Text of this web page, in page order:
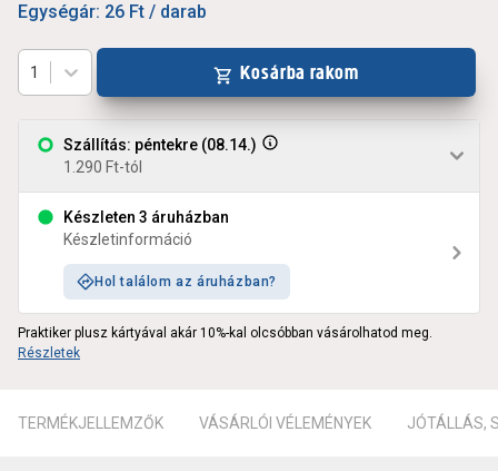
Egységár: 26 Ft / darab
Szállítás: péntekre (08.14.)
1.290 Ft-tól
Készleten 3 áruházban
Készletinformáció
Hol találom az áruházban?
1 Kosárba rakom
Praktiker plusz kártyával akár 10%-kal olcsóbban vásárolhatod meg.
Részletek
TERMÉKJELLEMZŐK VÁSÁRLÓI VÉLEMÉNYEK JÓTÁLLÁS,